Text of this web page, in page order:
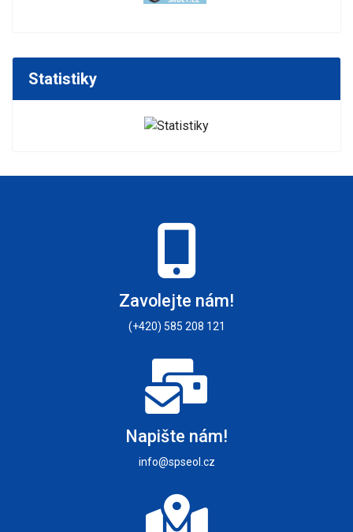
Statistiky
Zavolejte nám!
(+420) 585 208 121
Napište nám!
info@spseol.cz